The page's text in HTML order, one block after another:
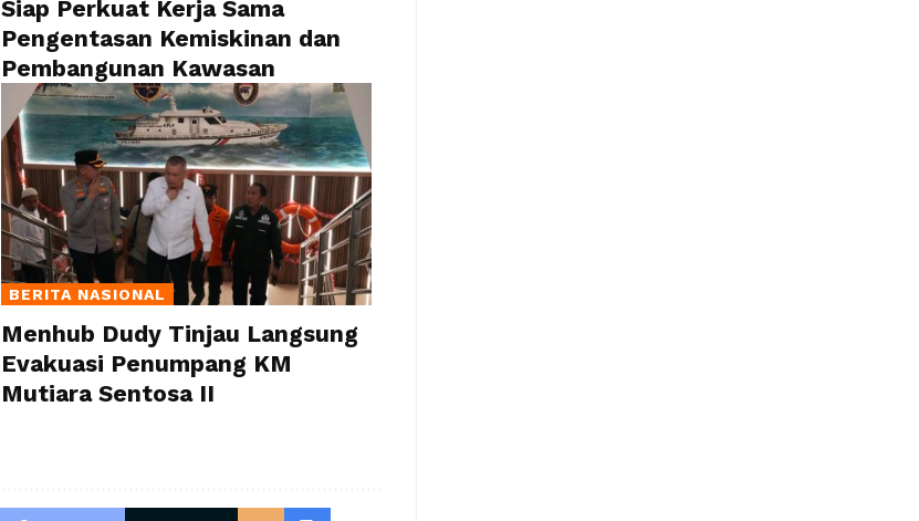
Siap Perkuat Kerja Sama
Pengentasan Kemiskinan dan
Pembangunan Kawasan
BERITA NASIONAL
Menhub Dudy Tinjau Langsung
Evakuasi Penumpang KM
Mutiara Sentosa II